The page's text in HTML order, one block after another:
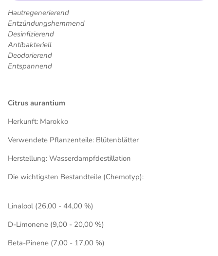
Hautregenerierend
Entzündungshemmend
Desinfizierend
Antibakteriell
Deodorierend
Entspannend
Citrus aurantium
Herkunft: Marokko
Verwendete Pflanzenteile: Blütenblätter
Herstellung: Wasserdampfdestillation
Die wichtigsten Bestandteile (Chemotyp):
Linalool (26,00 - 44,00 %)
D-Limonene (9,00 - 20,00 %)
Beta-Pinene (7,00 - 17,00 %)